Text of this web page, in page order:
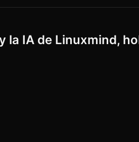
la IA de Linuxmind,